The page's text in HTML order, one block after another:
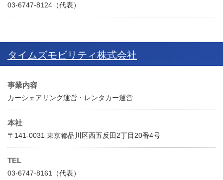
03-6747-8124（代表）
タイムズモビリティ株式会社
事業内容
カーシェアリング運営・レンタカー運営
本社
〒141-0031 東京都品川区西五反田2丁目20番4号
TEL
03-6747-8161（代表）